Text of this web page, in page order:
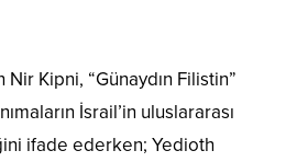
Kipni, “Günaydın Filistin”
İsrail’in uluslararası
ifade ederken; Yedioth